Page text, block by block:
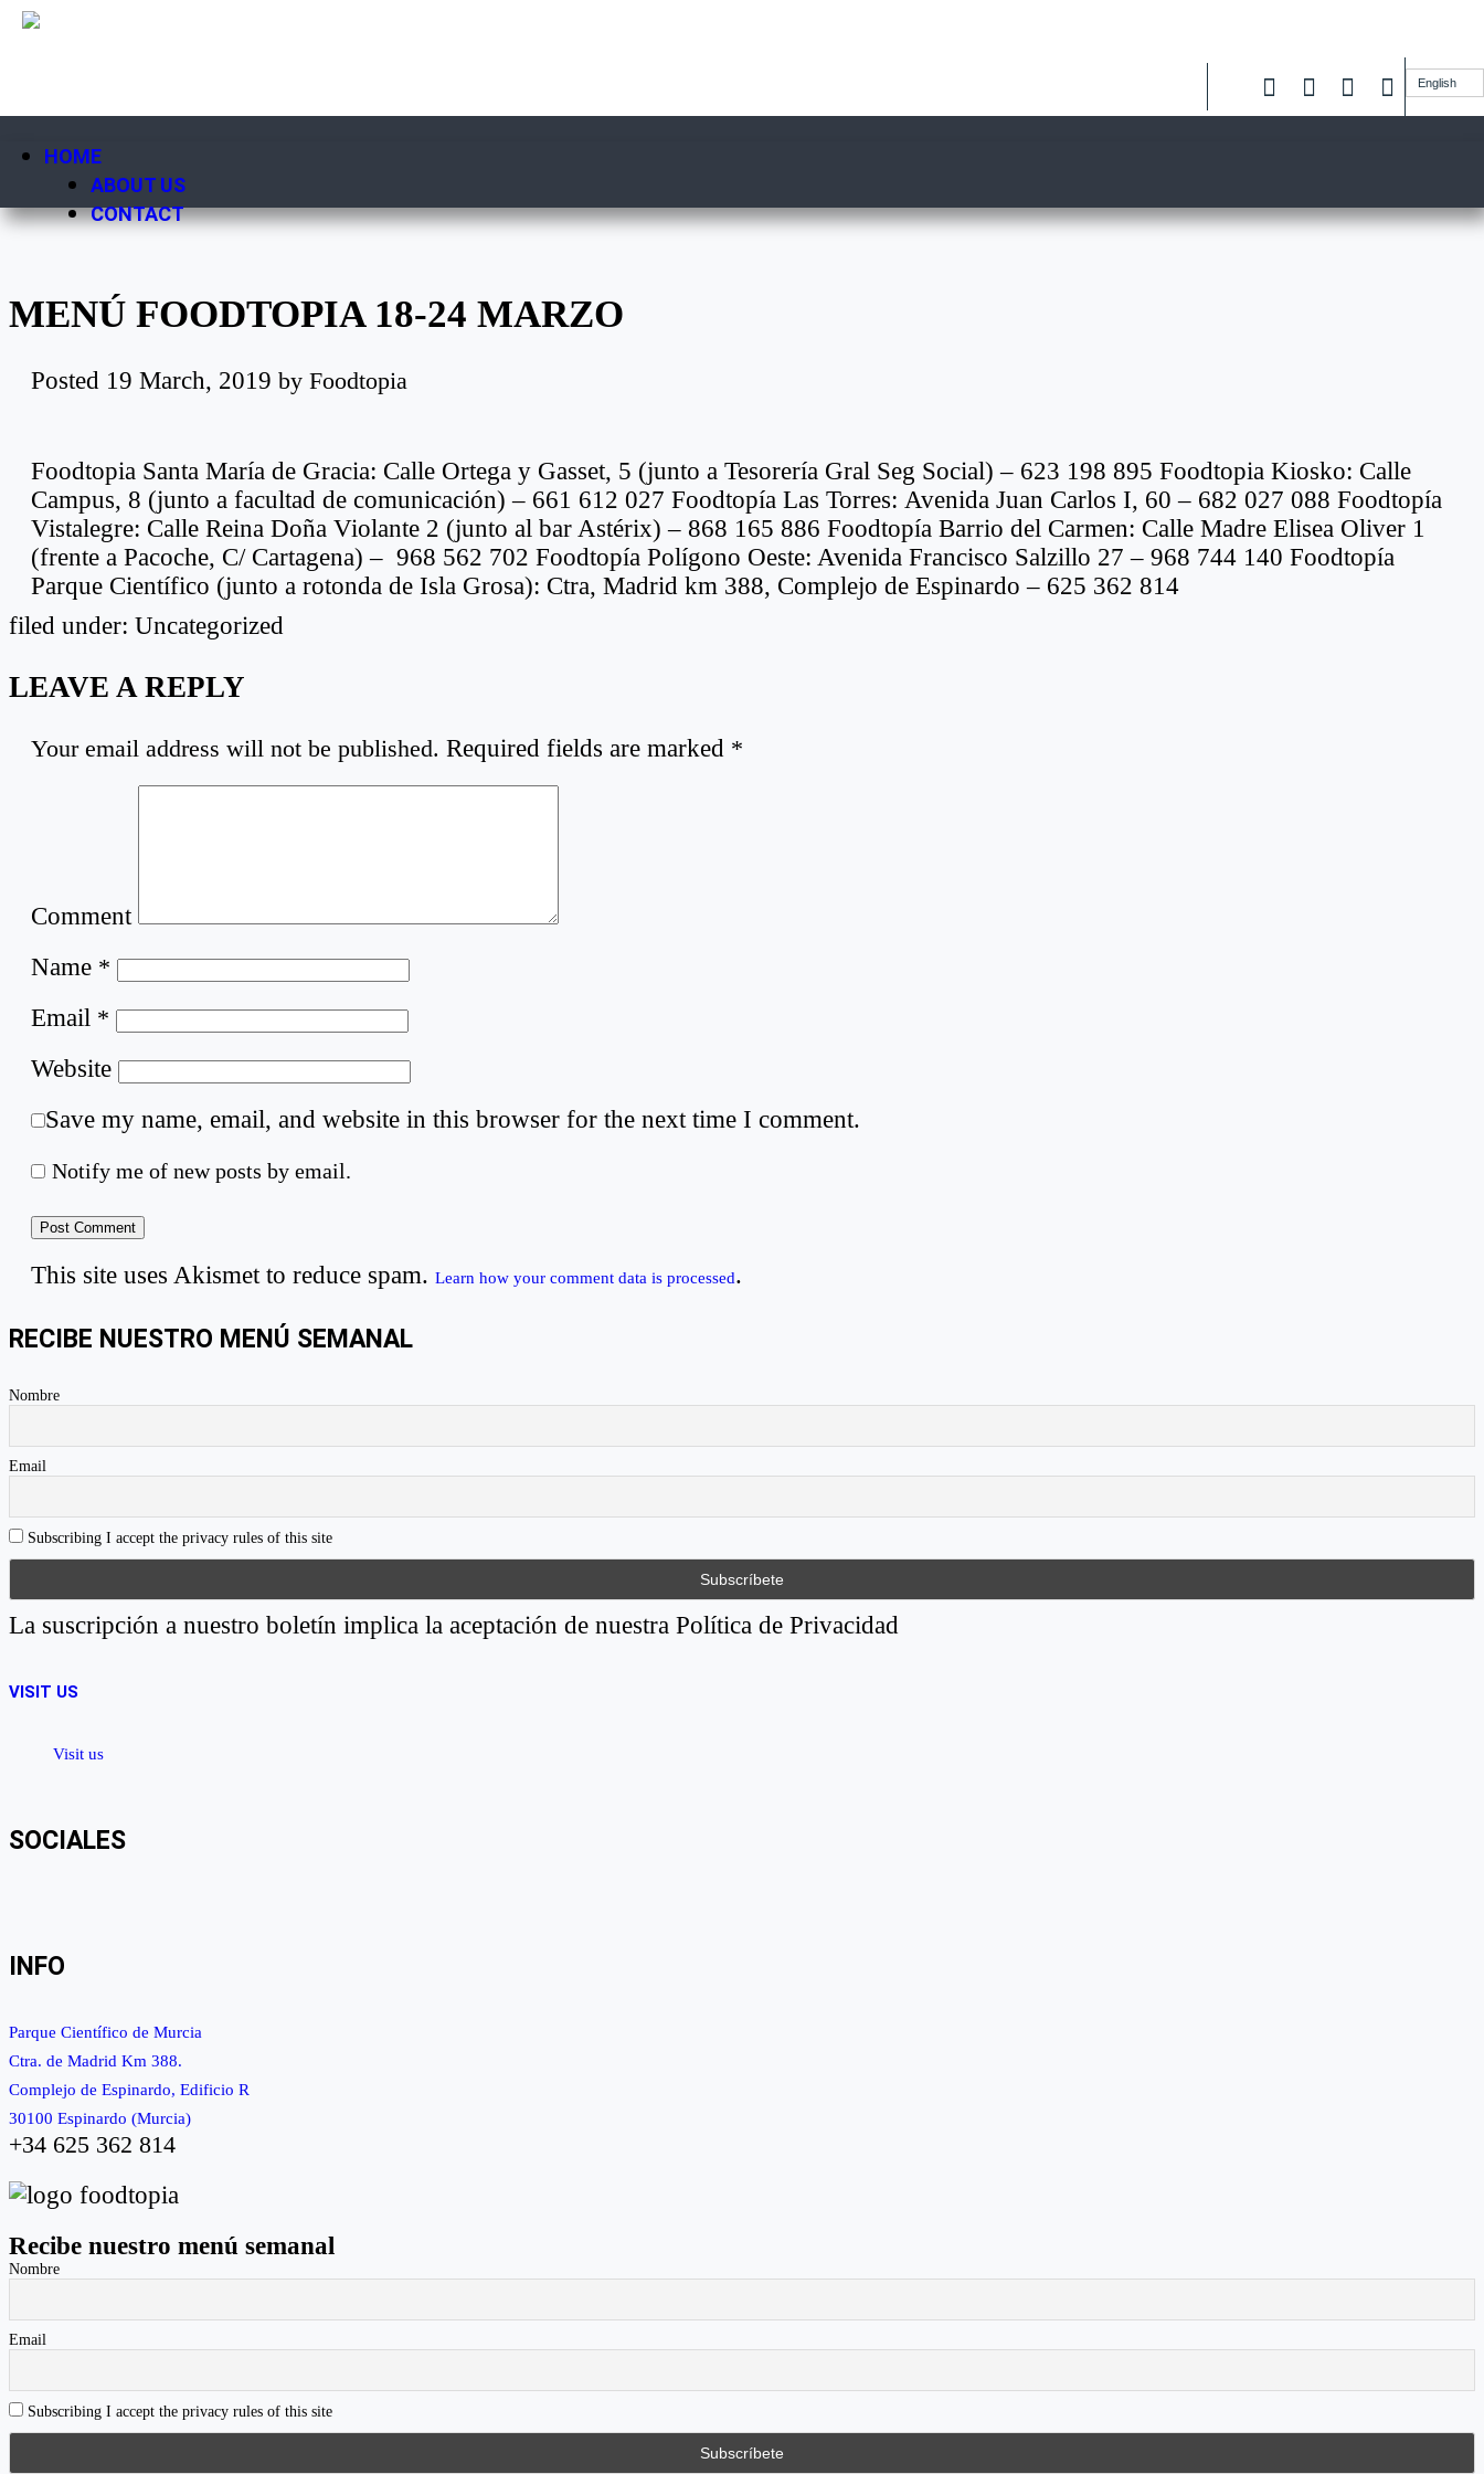
English
HOME
ABOUT US
CONTACT
MENÚ FOODTOPIA 18-24 MARZO
Posted 19 March, 2019 by Foodtopia
Foodtopia Santa María de Gracia: Calle Ortega y Gasset, 5 (junto a Tesorería Gral Seg Social) – 623 198 895 Foodtopia Kiosko: Calle
Campus, 8 (junto a facultad de comunicación) – 661 612 027 Foodtopía Las Torres: Avenida Juan Carlos I, 60 – 682 027 088 Foodtopía
Vistalegre: Calle Reina Doña Violante 2 (junto al bar Astérix) – 868 165 886 Foodtopía Barrio del Carmen: Calle Madre Elisea Oliver 1
(frente a Pacoche, C/ Cartagena) – 968 562 702 Foodtopía Polígono Oeste: Avenida Francisco Salzillo 27 – 968 744 140 Foodtopía
Parque Científico (junto a rotonda de Isla Grosa): Ctra, Madrid km 388, Complejo de Espinardo – 625 362 814
filed under: Uncategorized
LEAVE A REPLY
Your email address will not be published. Required fields are marked *
Comment
Name *
Email *
Website
Save my name, email, and website in this browser for the next time I comment.
Notify me of new posts by email.
This site uses Akismet to reduce spam. Learn how your comment data is processed.
RECIBE NUESTRO MENÚ SEMANAL
Nombre
Email
Subscribing I accept the privacy rules of this site
La suscripción a nuestro boletín implica la aceptación de nuestra Política de Privacidad
VISIT US
Visit us
SOCIALES
profile
INFO
Parque Científico de Murcia
Ctra. de Madrid Km 388.
Complejo de Espinardo, Edificio R
30100 Espinardo (Murcia)
+34 625 362 814
Recibe nuestro menú semanal
Nombre
Email
Subscribing I accept the privacy rules of this site